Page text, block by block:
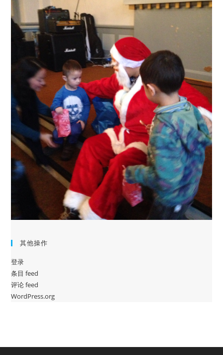
其他操作
登录
条目 feed
评论 feed
WordPress.org